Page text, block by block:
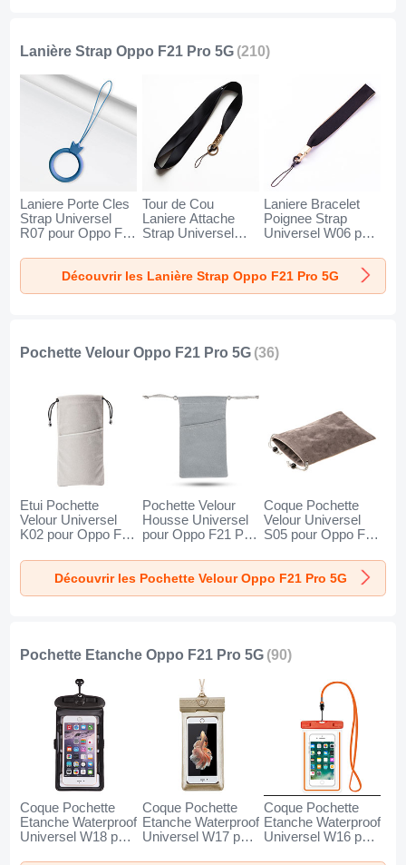
Lanière Strap Oppo F21 Pro 5G (210)
Laniere Porte Cles
Strap Universel
R07 pour Oppo F21
Tour de Cou
Laniere Attache
Strap Universel
Pro 5G Noir
Laniere Bracelet
Poignee Strap
Universel W06 pour
Noir
Découvrir les Lanière Strap Oppo F21 Pro 5G
Pochette Velour Oppo F21 Pro 5G (36)
Etui Pochette
Velour Universel
K02 pour Oppo F21
Pochette Velour
Housse Universel
pour Oppo F21 Pro
Coque Pochette
Velour Universel
S05 pour Oppo F21
Découvrir les Pochette Velour Oppo F21 Pro 5G
Pochette Etanche Oppo F21 Pro 5G (90)
Coque Pochette
Etanche Waterproof
Universel W18 pour
Coque Pochette
Etanche Waterproof
Universel W17 pour
Coque Pochette
Etanche Waterproof
Universel W16 pour